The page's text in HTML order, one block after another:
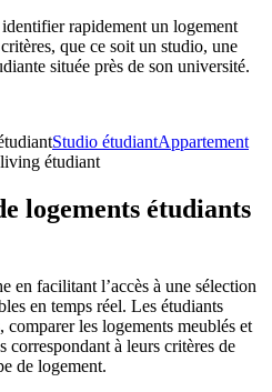
rapidement un logement
que ce soit un studio, une
située près de son université.
Studio étudiantAppartement
étudiant
logements étudiants
en facilitant l’accès à une sélection
en temps réel. Les étudiants
comparer les logements meublés et
à leurs critères de
de logement.